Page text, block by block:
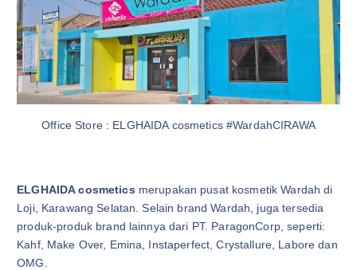
Office Store : ELGHAIDA cosmetics #WardahCIRAWA
ELGHAIDA cosmetics merupakan pusat kosmetik Wardah di
Loji, Karawang Selatan. Selain brand Wardah, juga tersedia
produk-produk brand lainnya dari PT. ParagonCorp, seperti:
Kahf, Make Over, Emina, Instaperfect, Crystallure, Labore dan
OMG.